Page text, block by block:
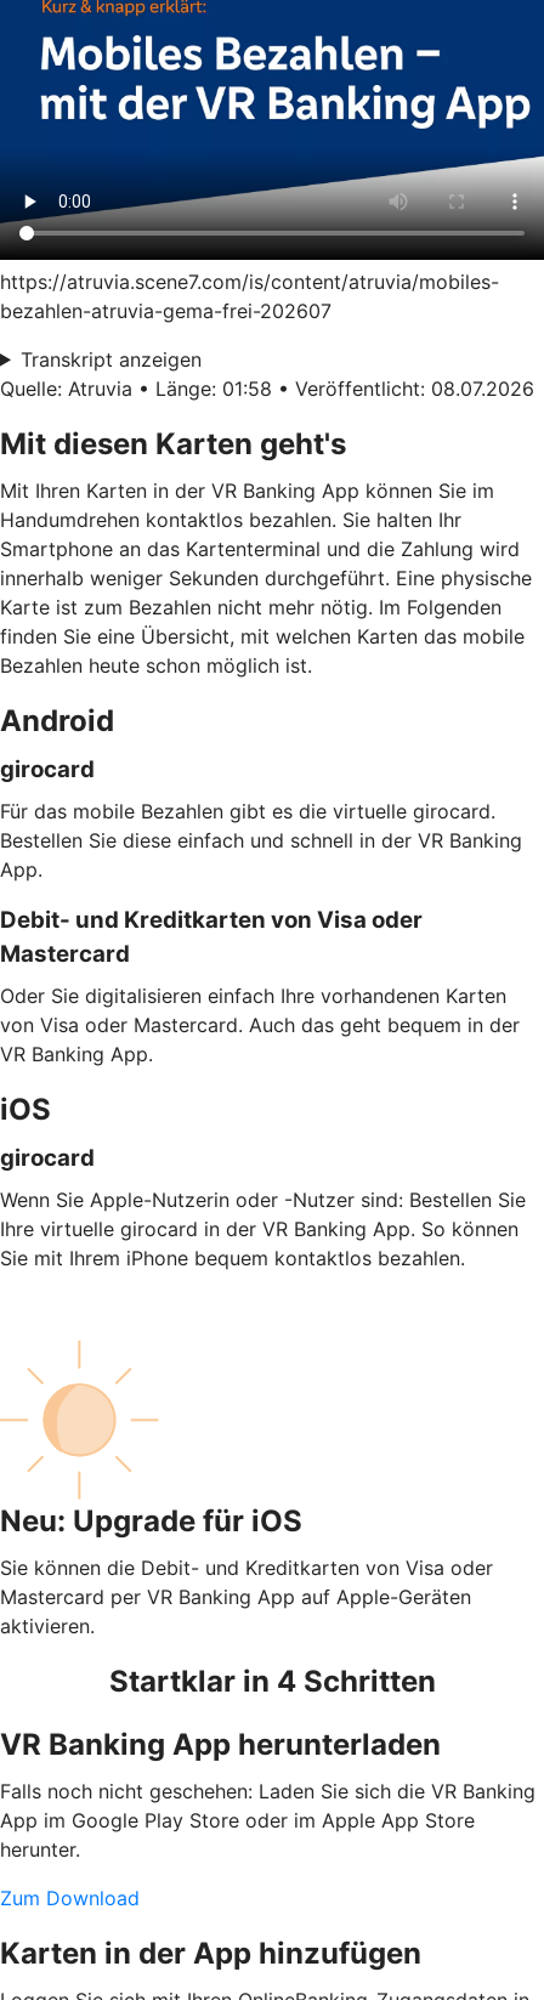
https://atruvia.scene7.com/is/content/atruvia/mobiles-
bezahlen-atruvia-gema-frei-202607
Transkript anzeigen
Quelle: Atruvia • Länge: 01:58 • Veröffentlicht: 08.07.2026
Mit diesen Karten geht's
Mit Ihren Karten in der VR Banking App können Sie im
Handumdrehen kontaktlos bezahlen. Sie halten Ihr
Smartphone an das Kartenterminal und die Zahlung wird
innerhalb weniger Sekunden durchgeführt. Eine physische
Karte ist zum Bezahlen nicht mehr nötig. Im Folgenden
finden Sie eine Übersicht, mit welchen Karten das mobile
Bezahlen heute schon möglich ist.
Android
girocard
Für das mobile Bezahlen gibt es die virtuelle girocard.
Bestellen Sie diese einfach und schnell in der VR Banking
App.
Debit- und Kreditkarten von Visa oder
Mastercard
Oder Sie digitalisieren einfach Ihre vorhandenen Karten
von Visa oder Mastercard. Auch das geht bequem in der
VR Banking App.
iOS
girocard
Wenn Sie Apple-Nutzerin oder -Nutzer sind: Bestellen Sie
Ihre virtuelle girocard in der VR Banking App. So können
Sie mit Ihrem iPhone bequem kontaktlos bezahlen.
Neu: Upgrade für iOS
Sie können die Debit- und Kreditkarten von Visa oder
Mastercard per VR Banking App auf Apple-Geräten
aktivieren.
Startklar in 4 Schritten
VR Banking App herunterladen
Falls noch nicht geschehen: Laden Sie sich die VR Banking
App im Google Play Store oder im Apple App Store
herunter.
Zum Download
Karten in der App hinzufügen